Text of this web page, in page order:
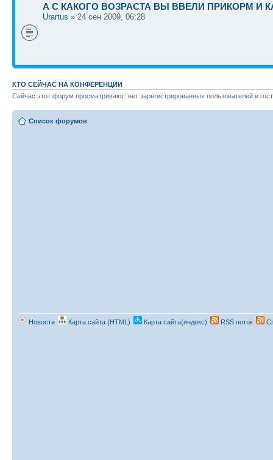
А С КАКОГО ВОЗРАСТА ВЫ ВВЕЛИ ПРИКОРМ И
Urartus » 24 сен 2009, 06:28
КТО СЕЙЧАС НА КОНФЕРЕНЦИИ
Сейчас этот форум просматривают: нет зарегистрированных пользователей и
Список форумов
Новости Карта сайта (HTML) Карта сайта(индекс) RSS поток